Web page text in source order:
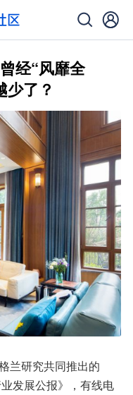
经“风靡全
少了？
兰研究共同推出的
发展公报》，有线电